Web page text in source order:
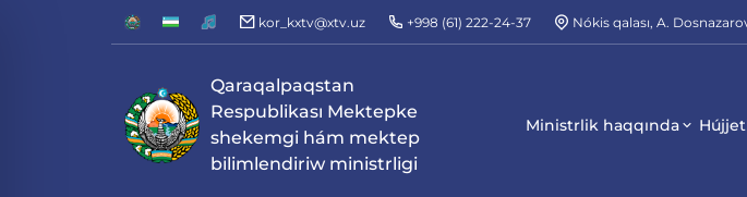
kor_kxtv@xtv.uz +998 (61) 222-24-37 Nókis qalası, A.
Qaraqalpaqstan
Respublikası Mektepke
shekemgi hám mektep
bilimlendiriw ministrligi
Ministrlik haqqında